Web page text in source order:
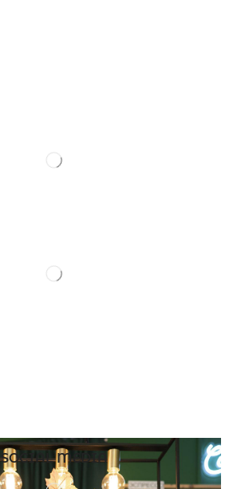
SOCIAL MEDIA